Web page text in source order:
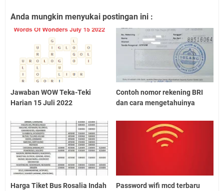
Anda mungkin menyukai postingan ini :
Jawaban WOW Teka-Teki
Harian 15 Juli 2022
Contoh nomor rekening BRI
dan cara mengetahuinya
Harga Tiket Bus Rosalia Indah
Password wifi mcd terbaru